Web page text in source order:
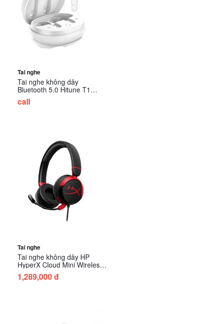
Tai nghe
Tai nghe không dây
Bluetooth 5.0 Hitune T1
Ugreen 80650
call
Tai nghe
Tai nghe không dây HP
HyperX Cloud Mini Wireless
Black (7G8F1AA)
1,289,000 đ